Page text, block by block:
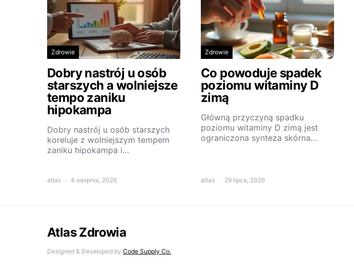
Zdrowie
Dobry nastrój u osób
starszych a wolniejsze
tempo zaniku
hipokampa
Dobry nastrój u osób starszych
koreluje z wolniejszym tempem
zaniku hipokampa i…
atlas 4 sierpnia, 2026
Zdrowie
Co powoduje spadek
poziomu witaminy D
zimą
Główną przyczyną spadku
poziomu witaminy D zimą jest
ograniczona synteza skórna…
atlas 29 lipca, 2026
Atlas Zdrowia
Designed & Developed by Code Supply Co.